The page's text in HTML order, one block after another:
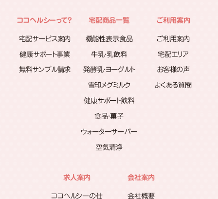
ココヘルシーって？
宅配サービス案内
健康サポート事業
無料サンプル請求
宅配商品一覧
機能性表示食品
牛乳・乳飲料
発酵乳・ヨーグルト
雪印メグミルク
健康サポート飲料
食品・菓子
ウォーターサーバー
空気清浄
ご利用案内
ご利用案内
宅配エリア
お客様の声
よくある質問
求人案内
ココヘルシーの仕
会社案内
会社概要